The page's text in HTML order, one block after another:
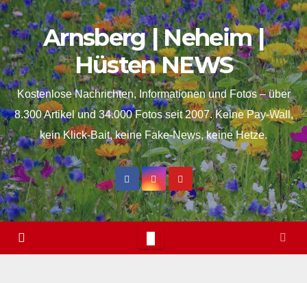
springen
Skip
to
content
Arnsberg | Neheim |
Hüsten NEWS
Kostenlose Nachrichten, Informationen und Fotos – über
8.300 Artikel und 34.000 Fotos seit 2007. Keine Pay-Wall,
kein Klick-Bait, keine Fake-News, keine Hetze.